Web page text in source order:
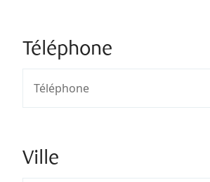
Téléphone
Ville